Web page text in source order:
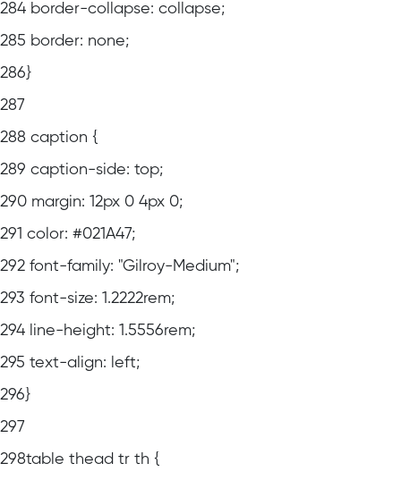
284 border-collapse: collapse;
285 border: none;
286}
287
288 caption {
289 caption-side: top;
290 margin: 12px 0 4px 0;
291 color: #021A47;
292 font-family: "Gilroy-Medium";
293 font-size: 1.2222rem;
294 line-height: 1.5556rem;
295 text-align: left;
296}
297
298table thead tr th {